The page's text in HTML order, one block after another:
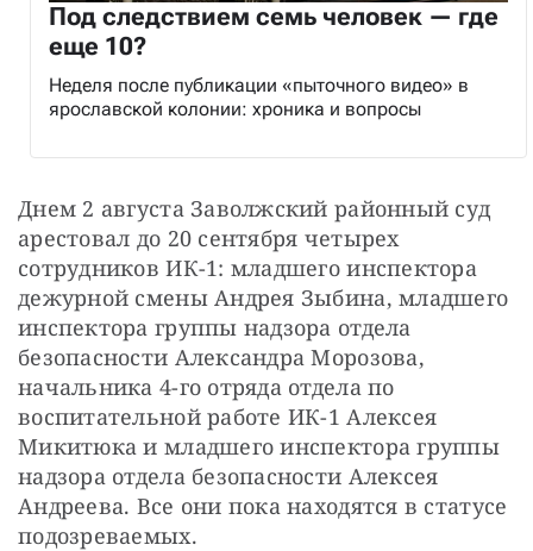
Под следствием семь человек — где
еще 10?
Неделя после публикации «пыточного видео» в
ярославской колонии: хроника и вопросы
Днем 2 августа Заволжский районный суд
арестовал до 20 сентября четырех
сотрудников ИК-1: младшего инспектора
дежурной смены Андрея Зыбина, младшего
инспектора группы надзора отдела
безопасности Александра Морозова,
начальника 4-го отряда отдела по
воспитательной работе ИК-1 Алексея
Микитюка и младшего инспектора группы
надзора отдела безопасности Алексея
Андреева. Все они пока находятся в статусе
подозреваемых.